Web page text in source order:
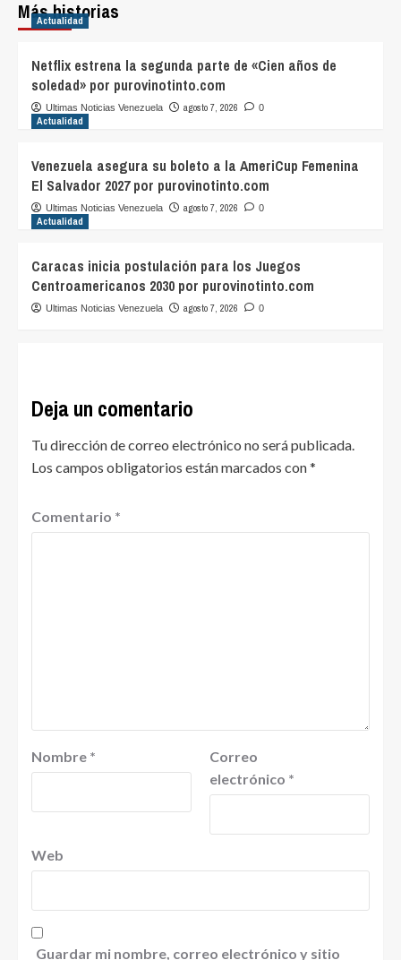
Más historias
Actualidad
Netflix estrena la segunda parte de «Cien años de
soledad» por purovinotinto.com
Ultimas Noticias Venezuela agosto 7, 2026 0
Actualidad
Venezuela asegura su boleto a la AmeriCup Femenina
El Salvador 2027 por purovinotinto.com
Ultimas Noticias Venezuela agosto 7, 2026 0
Actualidad
Caracas inicia postulación para los Juegos
Centroamericanos 2030 por purovinotinto.com
Ultimas Noticias Venezuela agosto 7, 2026 0
Deja un comentario
Tu dirección de correo electrónico no será publicada.
Los campos obligatorios están marcados con*
Comentario *
Nombre *
Correo
electrónico *
Web
Guardar mi nombre, correo electrónico y sitio